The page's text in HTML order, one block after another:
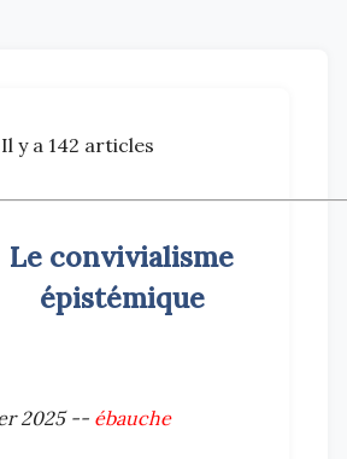
Il y a 142 articles
Le convivialisme
épistémique
2025 -- ébauche